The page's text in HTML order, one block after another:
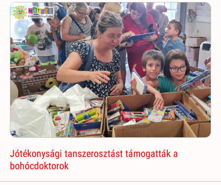
Jótékonysági tanszerosztást támogatták a
bohócdoktorok